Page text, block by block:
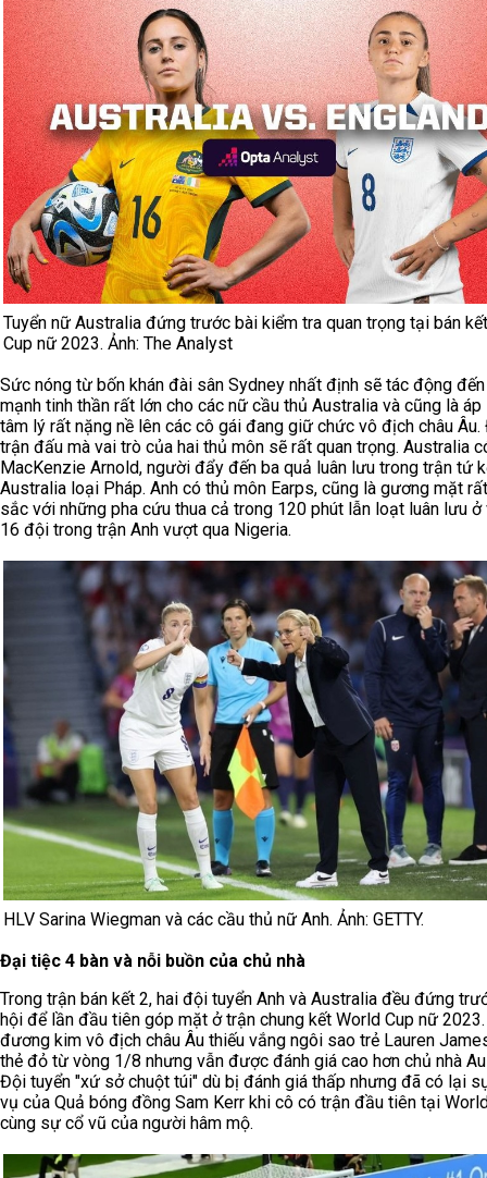
Tuyển nữ Australia đứng trước bài kiểm tra quan trọng tại bán
Cup nữ 2023. Ảnh: The Analyst
Sức nóng từ bốn khán đài sân Sydney nhất định sẽ tác động
mạnh tinh thần rất lớn cho các nữ cầu thủ Australia và cũng là
tâm lý rất nặng nề lên các cô gái đang giữ chức vô địch châu Âu.
trận đấu mà vai trò của hai thủ môn sẽ rất quan trọng. Australia
MacKenzie Arnold, người đẩy đến ba quả luân lưu trong trận tứ
Australia loại Pháp. Anh có thủ môn Earps, cũng là gương mặt
sắc với những pha cứu thua cả trong 120 phút lẫn loạt luân lưu ở
16 đội trong trận Anh vượt qua Nigeria.
HLV Sarina Wiegman và các cầu thủ nữ Anh. Ảnh: GETTY.
Đại tiệc 4 bàn và nỗi buồn của chủ nhà
Trong trận bán kết 2, hai đội tuyển Anh và Australia đều đứng
hội để lần đầu tiên góp mặt ở trận chung kết World Cup nữ 2023.
đương kim vô địch châu Âu thiếu vắng ngôi sao trẻ Lauren
thẻ đỏ từ vòng 1/8 nhưng vẫn được đánh giá cao hơn chủ nhà
Đội tuyển "xứ sở chuột túi" dù bị đánh giá thấp nhưng đã có lại
vụ của Quả bóng đồng Sam Kerr khi cô có trận đầu tiên tại
cùng sự cổ vũ của người hâm mộ.